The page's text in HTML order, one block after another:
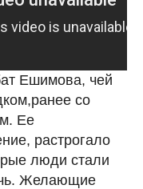
Ешимова, чей
со
Ее
растрогало
люди стали
Желающие